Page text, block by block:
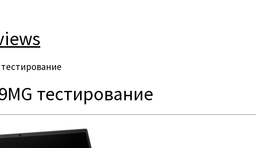
тестирование
тестирование